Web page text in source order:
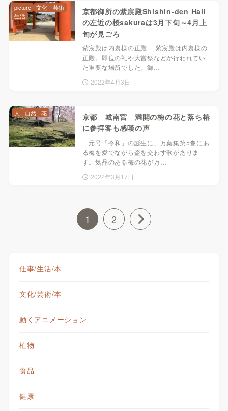
京都御所の紫宸殿Shishin-den Hall
の左近の桜sakuraは3月下旬～4月上
旬が見ごろ
紫宸殿は内裏様の正殿 紫宸殿は内裏様の
正殿。即位の礼や大嘗祭などが行われてい
た重要な場所でした。御…
2022年4月3日
picture
文化 芸術
生活
京都 城南宮 満開の梅の花と落ち椿
に参拝客も感嘆の声
元号「令和」の誕生に、万葉集第5巻にあ
る梅を愛でながら盃を交わす歌がありま
す。気品のある梅の花が万…
2022年3月17日
人 自然 花
1 2
仕事/生活/本
文化/芸術/本
動くアニメーション
植物
食品
健康